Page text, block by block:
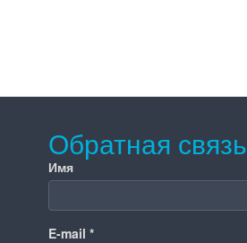
Обратная связь
Имя
E-mail *